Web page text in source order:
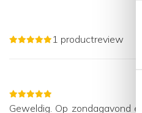
siersteentjes. Een
1 productreview
Geweldig. Op zondagavond